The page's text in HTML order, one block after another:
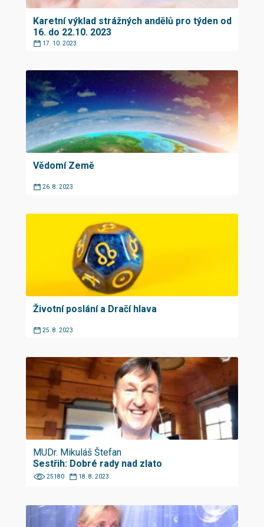
Karetní výklad strážných andělů pro týden od
16. do 22.10. 2023
17. 10. 2023
Vědomí Země
26. 8. 2023
Životní poslání a Dračí hlava
25. 8. 2023
MUDr. Mikuláš Štefan
Sestřih: Dobré rady nad zlato
25180 18. 8. 2023